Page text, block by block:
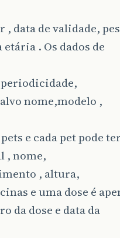
data de validade,
. Os dados de
nome,modelo ,
e cada pet pode ter
, nome,
, altura,
e uma dose é
da dose e data da